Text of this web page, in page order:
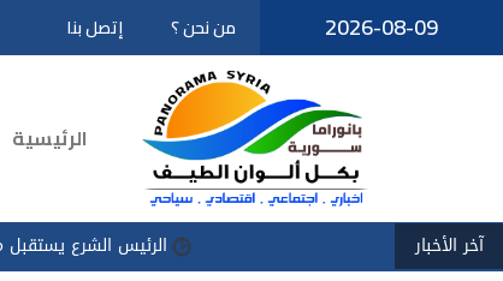
تخطى
2026-08-09 من نحن ؟ إتصل بنا
الرئيسية
آخر الأخبار الرئيس الشرع يستقبل مظلوم